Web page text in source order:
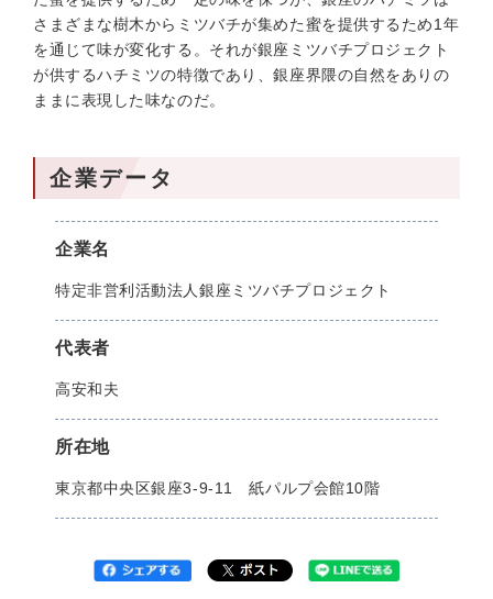
さまざまな樹木からミツバチが集めた蜜を提供するため1年
を通じて味が変化する。それが銀座ミツバチプロジェクト
が供するハチミツの特徴であり、銀座界隈の自然をありの
ままに表現した味なのだ。
企業データ
企業名
特定非営利活動法人銀座ミツバチプロジェクト
代表者
高安和夫
所在地
東京都中央区銀座3-9-11 紙パルプ会館10階